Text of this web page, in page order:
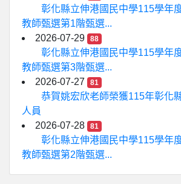
彰化縣立伸港國民中學115學年
教師甄選第1階甄選...
2026-07-29
88
彰化縣立伸港國民中學115學年
教師甄選第3階甄選...
2026-07-27
81
恭賀姚宏欣老師榮獲115年彰化
人員
2026-07-28
81
彰化縣立伸港國民中學115學年
教師甄選第2階甄選...